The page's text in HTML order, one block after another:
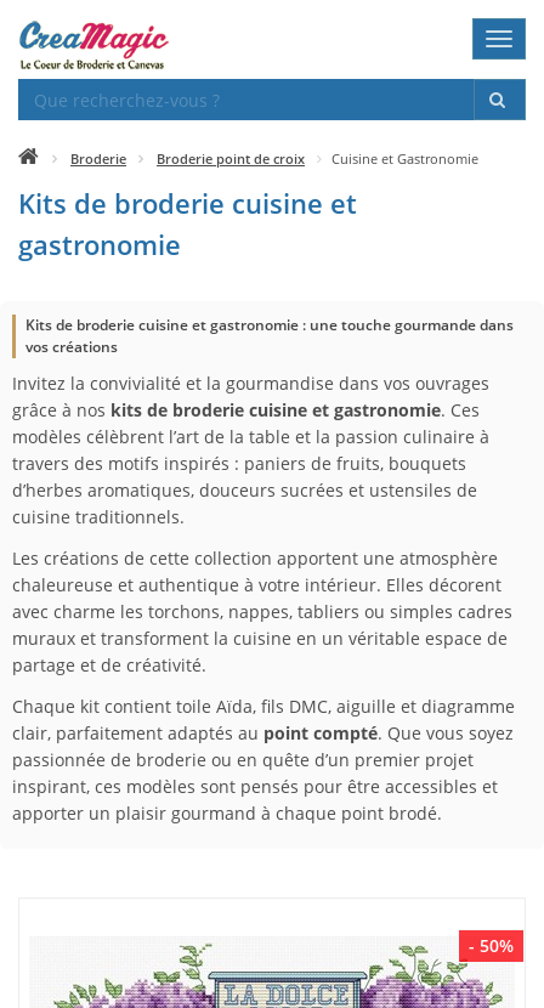
Broderie Broderie point de croix Cuisine et Gastronomie
Kits de broderie cuisine et
gastronomie
Kits de broderie cuisine et gastronomie : une touche gourmande dans
vos créations
Invitez la convivialité et la gourmandise dans vos ouvrages
grâce à nos kits de broderie cuisine et gastronomie. Ces
modèles célèbrent l’art de la table et la passion culinaire à
travers des motifs inspirés : paniers de fruits, bouquets
d’herbes aromatiques, douceurs sucrées et ustensiles de
cuisine traditionnels.
Les créations de cette collection apportent une atmosphère
chaleureuse et authentique à votre intérieur. Elles décorent
avec charme les torchons, nappes, tabliers ou simples cadres
muraux et transforment la cuisine en un véritable espace de
partage et de créativité.
Chaque kit contient toile Aïda, fils DMC, aiguille et diagramme
clair, parfaitement adaptés au point compté. Que vous soyez
passionnée de broderie ou en quête d’un premier projet
inspirant, ces modèles sont pensés pour être accessibles et
apporter un plaisir gourmand à chaque point brodé.
- 50%